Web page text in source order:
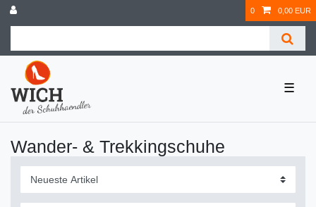
0 0,00 EUR
☰
Wander- & Trekkingschuhe